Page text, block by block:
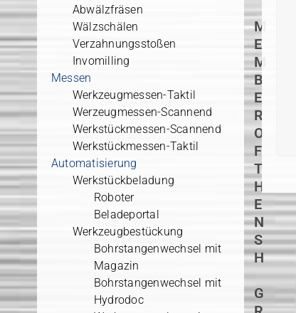
Abwälzfräsen
Wälzschälen
Verzahnungsstoßen
Invomilling
Messen
Werkzeugmessen-Taktil
Werzeugmessen-Scannend
Werkstückmessen-Scannend
Werkstückmessen-Taktil
Automatisierung
Werkstückbeladung
Roboter
Beladeportal
Werkzeugbestückung
Bohrstangenwechsel mit
Magazin
Bohrstangenwechsel mit
Hydrodoc
M
E
M
B
E
R
O
F
T
H
E
N
S
H
G